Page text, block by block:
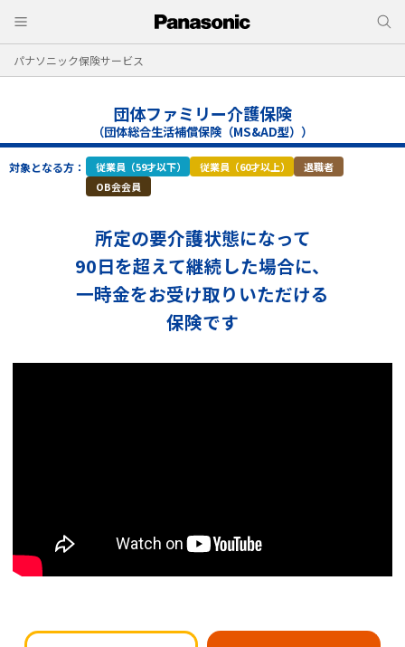
パナソニック保険サービス
団体ファミリー介護保険
（団体総合生活補償保険（MS&AD型））
対象となる方： 従業員（59才以下） 従業員（60才以上）
退職者
OB会会員
所定の要介護状態になって
90日を超えて継続した場合に、
一時金をお受け取りいただける
保険です